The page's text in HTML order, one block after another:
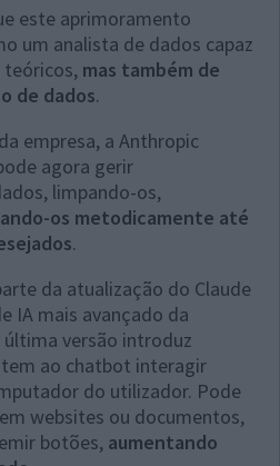
este aprimoramento
um analista de dados capaz
teóricos, mas também de
de dados.
empresa, a Anthropic
agora gerir
limpando-os,
os metodicamente até
.
da atualização do Claude
IA mais avançado da
versão introduz
ao chatbot interagir
do utilizador. Pode
websites ou documentos,
botões, aumentando